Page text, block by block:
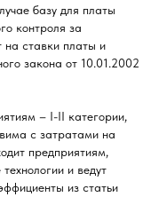
базу для платы
контроля за
ставки платы и
закона от 10.01.2002
– I-II категории,
с затратами на
предприятиям,
и ведут
из статьи